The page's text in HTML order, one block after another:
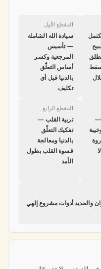
المقطع الأول
سيادة الله الشاملة
— تأسيس
المرجعية وكسر
أساس التعلّق
بالدنيا قبل أي
تكليف
—
المقطع الرابع
تربية القلب —
تفكيك التعلّق
بالدنيا ومعالجة
قسوة القلب بطول
الأمد
والحديد أدوات مشروع إلهي